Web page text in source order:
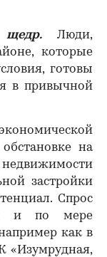
щедр. Люди,
которые
готовы
в привычной
на
застройки
Спрос
и по мере
как в
«Изумрудная,